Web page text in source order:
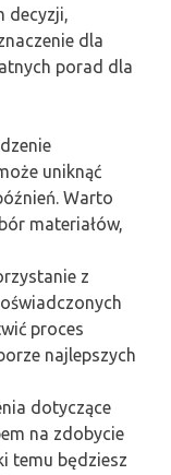
decyzji,
dla
porad dla
uniknąć
Warto
materiałów,
z
proces
najlepszych
dotyczące
na zdobycie
temu będziesz